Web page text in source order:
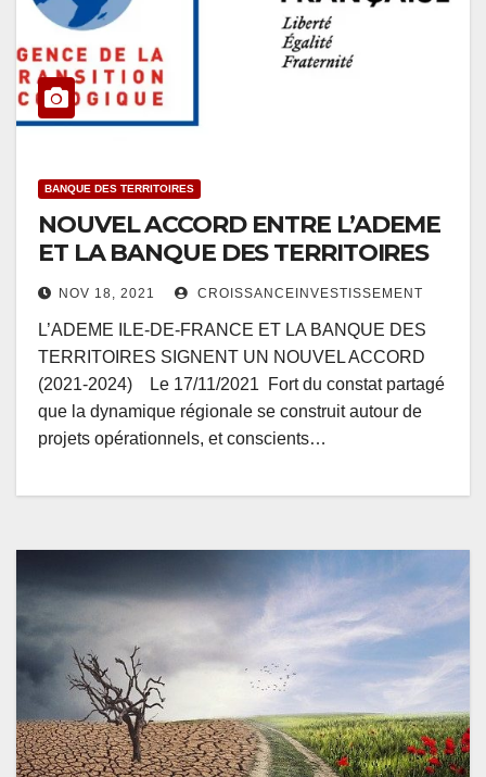
BANQUE DES TERRITOIRES
NOUVEL ACCORD ENTRE L’ADEME
ET LA BANQUE DES TERRITOIRES
NOV 18, 2021 CROISSANCEINVESTISSEMENT
L’ADEME ILE-DE-FRANCE ET LA BANQUE DES
TERRITOIRES SIGNENT UN NOUVEL ACCORD
(2021-2024) Le 17/11/2021 Fort du constat partagé
que la dynamique régionale se construit autour de
projets opérationnels, et conscients…